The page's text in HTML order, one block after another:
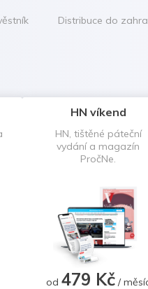
Distribuce do
HN víkend
HN, tištěné páteční
vydání a magazín
PročNe.
od479 Kč /